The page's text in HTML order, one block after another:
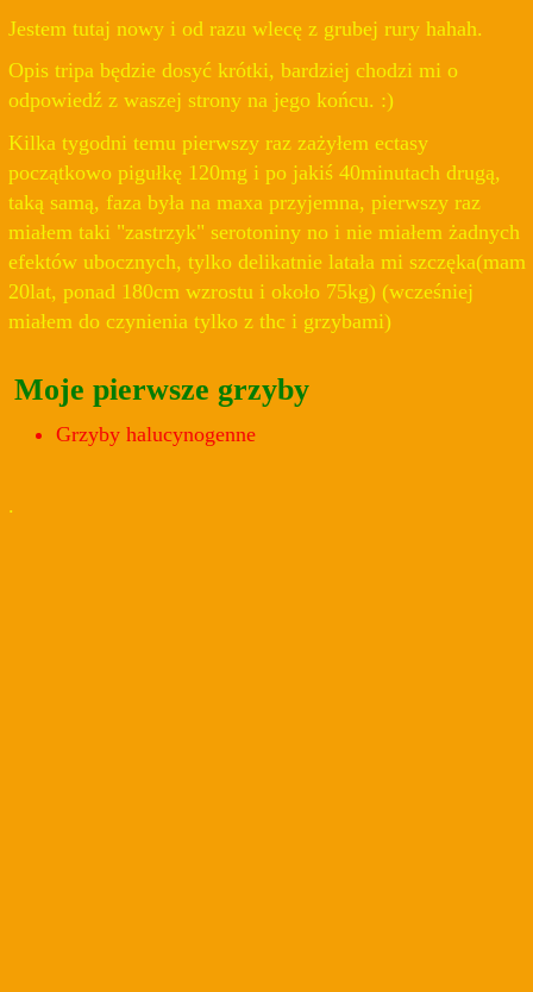
Jestem tutaj nowy i od razu wlecę z grubej rury hahah.
Opis tripa będzie dosyć krótki, bardziej chodzi mi o
odpowiedź z waszej strony na jego końcu. :)
Kilka tygodni temu pierwszy raz zażyłem ectasy
początkowo pigułkę 120mg i po jakiś 40minutach drugą,
taką samą, faza była na maxa przyjemna, pierwszy raz
miałem taki "zastrzyk" serotoniny no i nie miałem żadnych
efektów ubocznych, tylko delikatnie latała mi szczęka(mam
20lat, ponad 180cm wzrostu i około 75kg) (wcześniej
miałem do czynienia tylko z thc i grzybami)
Moje pierwsze grzyby
Grzyby halucynogenne
.